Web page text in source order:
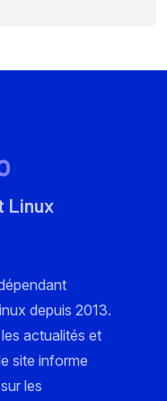
Linux
depuis 2013.
actualités et
site informe
les